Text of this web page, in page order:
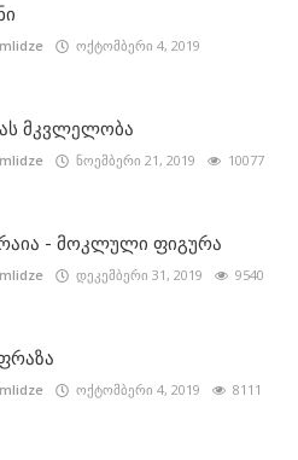
ოქტომბერი 4, 2019
მკვლელობა
ნოემბერი 21, 2019 10077
- მოკლული ფიგურა
დეკემბერი 31, 2019 9540
ოქტომბერი 4, 2019 8111